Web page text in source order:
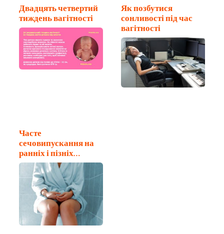
Двадцять четвертий
тиждень вагітності
Як позбутися
сонливості під час
вагітності
Часте
сечовипускання на
ранніх і пізніх
термінах вагітності